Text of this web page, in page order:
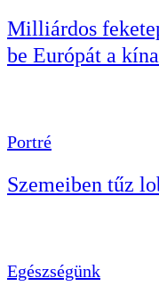
Milliárdos
be Európát a
Portré
Szemeiben tűz
Egészségünk